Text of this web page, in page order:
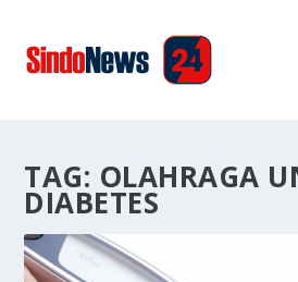
TAG: OLAHRAGA
DIABETES